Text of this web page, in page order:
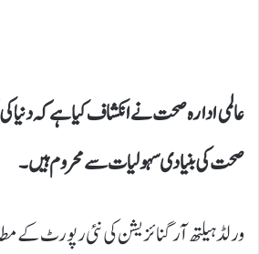
عالمی ادارہ صحت نے انکشاف کیا ہے کہ دنیا
صحت کی بنیادی سہولیات سے محروم ہیں۔
ورلڈ ہیلتھ آرگنائزیشن کی نئی رپورٹ کے